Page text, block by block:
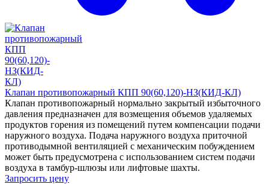
Клапан противопожарный КПП 90(60,120)-НЗ(КИД-КЛ)
Клапан противопожарный нормально закрытый избыточного
давления предназначен для возмещения объемов удаляемых
продуктов горения из помещений путем компенсации подачи
наружного воздуха. Подача наружного воздуха приточной
противодымной вентиляцией с механическим побуждением
может быть предусмотрена с использованием систем подачи
воздуха в тамбур-шлюзы или лифтовые шахты.
Запросить цену